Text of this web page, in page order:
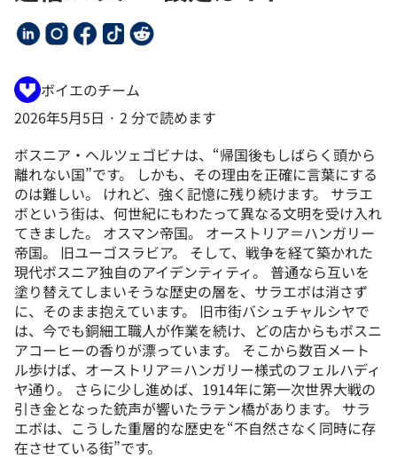
ボイエのチーム
2026年5月5日 · 2 分で読めます
ボスニア・ヘルツェゴビナは、“帰国後もしばらく頭から
離れない国”です。 しかも、その理由を正確に言葉にする
のは難しい。 けれど、強く記憶に残り続けます。 サラエ
ボという街は、何世紀にもわたって異なる文明を受け入れ
てきました。 オスマン帝国。 オーストリア＝ハンガリー
帝国。 旧ユーゴスラビア。 そして、戦争を経て築かれた
現代ボスニア独自のアイデンティティ。 普通なら互いを
塗り替えてしまいそうな歴史の層を、サラエボは消さず
に、そのまま抱えています。 旧市街バシュチャルシヤで
は、今でも銅細工職人が作業を続け、どの店からもボスニ
アコーヒーの香りが漂っています。 そこから数百メート
ル歩けば、オーストリア＝ハンガリー様式のフェルハディ
ヤ通り。 さらに少し進めば、1914年に第一次世界大戦の
引き金となった銃声が響いたラテン橋があります。 サラ
エボは、こうした重層的な歴史を“不自然さなく同時に存
在させている街”です。